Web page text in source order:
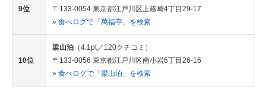
9位
〒133-0054 東京都江戸川区上篠崎4丁目29-17
» 食べログで「萬福亭」を検索
10位
梁山泊 （4.1pt／120クチコミ）
〒133-0056 東京都江戸川区南小岩6丁目26-16
» 食べログで「梁山泊」を検索